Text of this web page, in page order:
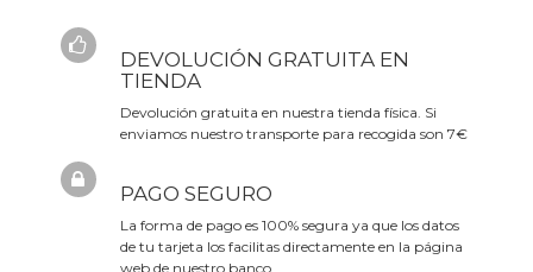
DEVOLUCIÓN GRATUITA EN
TIENDA
Devolución gratuita en nuestra tienda física. Si
enviamos nuestro transporte para recogida son 7€
PAGO SEGURO
La forma de pago es 100% segura ya que los datos
de tu tarjeta los facilitas directamente en la página
web de nuestro banco